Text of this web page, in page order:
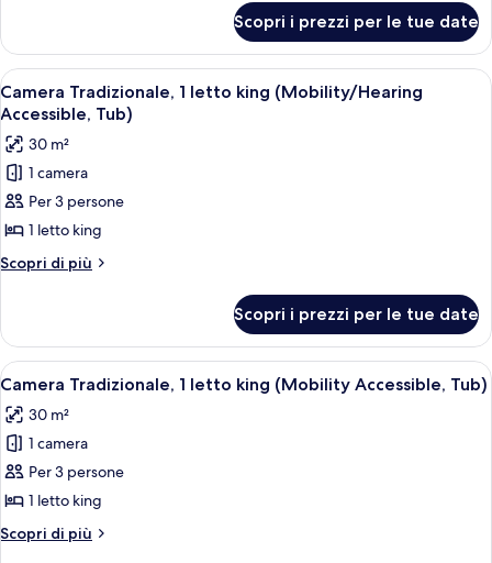
città
(Mobility
Accessible,
Roll-
in
Shower)
Deluxe,
letto
king,
città
(Mobility
Accessible,
Roll-
in
Scopri i prezzi per le tue date
Apri
tutte
le
foto
per
Camera
Tradizionale,
1
(Mobility/Hearing
Accessible,
Tub)
Una camera d'hotel moderna con
3
Camera Tradizionale, 1 letto king (Mobility/Hearing
Accessible, Tub)
30 m²
1 camera
Per 3 persone
1 letto king
Scopri di più
Altri
Tradizionale,
letto
(Mobility/Hearing
Accessible,
Scopri i prezzi per le tue date
Apri
tutte
le
foto
per
Camera
Tradizionale,
1
Una camera d'hotel moderna con
3
Camera Tradizionale, 1 letto king (Mobility Accessible, Tub)
30 m²
1 camera
Per 3 persone
1 letto king
Scopri di più
Altri